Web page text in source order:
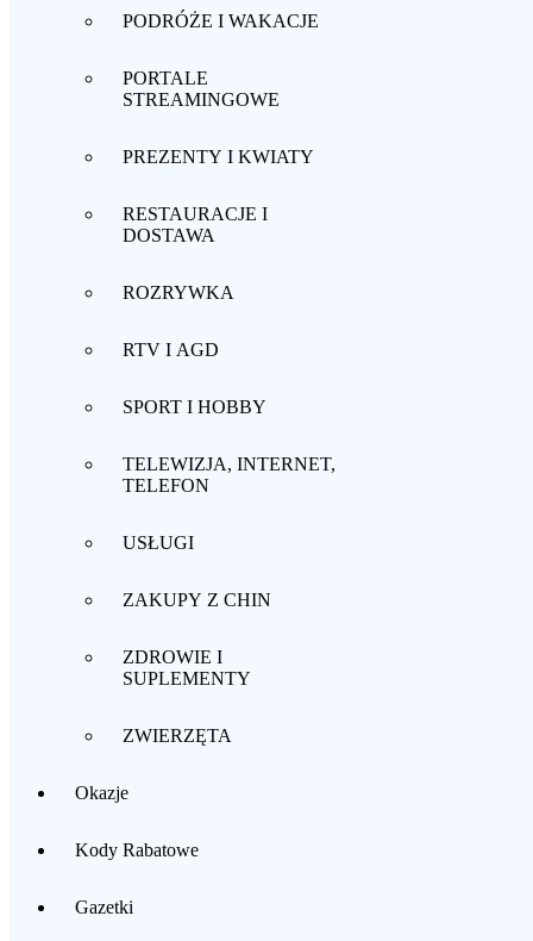
PODRÓŻE I WAKACJE
PORTALE
STREAMINGOWE
PREZENTY I KWIATY
RESTAURACJE I
DOSTAWA
ROZRYWKA
RTV I AGD
SPORT I HOBBY
TELEWIZJA, INTERNET,
TELEFON
USŁUGI
ZAKUPY Z CHIN
ZDROWIE I
SUPLEMENTY
ZWIERZĘTA
Okazje
Kody Rabatowe
Gazetki